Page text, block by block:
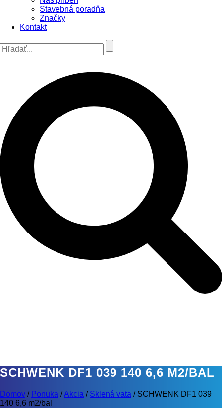
Stavebná poradňa
Značky
Kontakt
SCHWENK DF1 039 140 6,6 M2/BAL
Domov / Ponuka /Akcia / Sklená vata / SCHWENK DF1 039
140 6,6 m2/bal